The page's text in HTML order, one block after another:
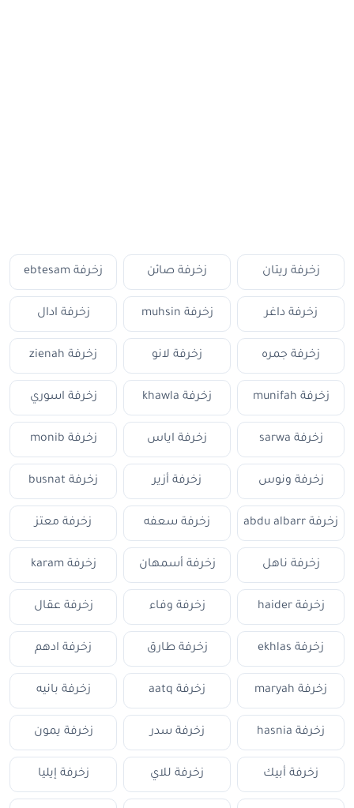
زخرفة ريتان زخرفة صائن زخرفة ebtesam
زخرفة داغر زخرفة muhsin زخرفة ادال
زخرفة جمره زخرفة لانو زخرفة zienah
زخرفة munifah زخرفة khawla زخرفة اسوري
زخرفة sarwa زخرفة اياس زخرفة monib
زخرفة ونوس زخرفة أزير زخرفة busnat
زخرفة abdu albarr زخرفة سعفه زخرفة معتز
زخرفة ناهل زخرفة أسمهان زخرفة karam
زخرفة haider زخرفة وفاء زخرفة عقال
زخرفة ekhlas زخرفة طارق زخرفة ادهم
زخرفة maryah زخرفة aatq زخرفة بانيه
زخرفة hasnia زخرفة سدر زخرفة يمون
زخرفة أبيك زخرفة للاي زخرفة إيليا